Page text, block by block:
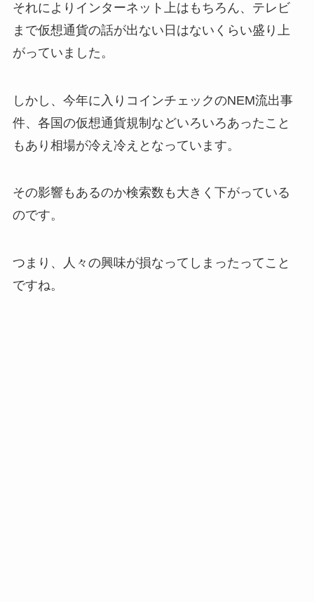
それによりインターネット上はもちろん、テレビ
まで仮想通貨の話が出ない日はないくらい盛り上
がっていました。
しかし、今年に入りコインチェックのNEM流出事
件、各国の仮想通貨規制などいろいろあったこと
もあり相場が冷え冷えとなっています。
その影響もあるのか検索数も大きく下がっている
のです。
つまり、人々の興味が損なってしまったってこと
ですね。